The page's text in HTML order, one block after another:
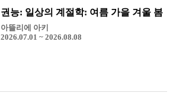
권능: 일상의 계절학: 여름 가을 겨울 봄
아뜰리에 아키
2026.07.01 ~ 2026.08.08